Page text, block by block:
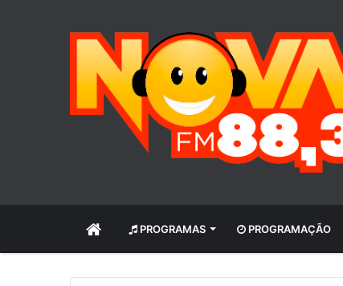
INÍCIO PROGRAMAS PROGRAMAÇÃO